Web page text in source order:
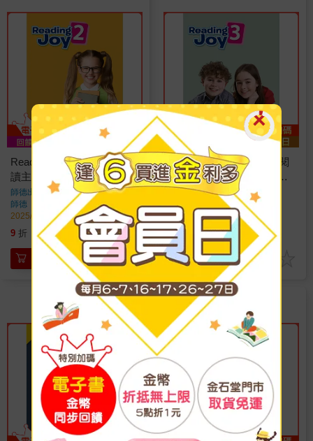
Reading Joy 2(12個多元閱
讀主題＋線上資源＋QR
CODE音檔)
師德出版部著
師德
2025/03/21 出版
9 折 特價 224 元
加入購物車
Reading Joy 3(12個多元閱
讀主題＋線上資源＋QR
CODE音檔)
師德出版部著
師德
2025/03/21 出版
9 折 特價 224
加入購物車